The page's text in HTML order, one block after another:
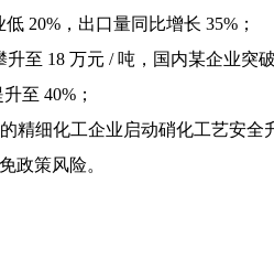
20%，出口量同比增长 35%；
至 18 万元 / 吨，国内某企业突
至 40%；
精细化工企业启动硝化工艺安
政策风险。